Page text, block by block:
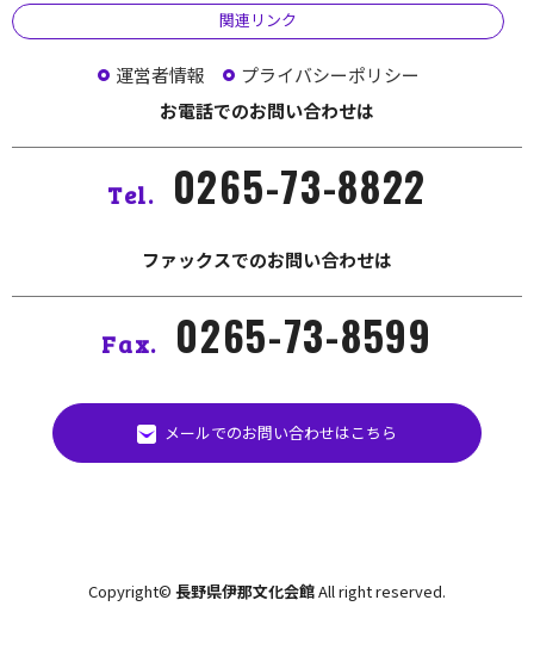
関連リンク
運営者情報
プライバシーポリシー
お電話でのお問い合わせは
Tel. 0265-73-8822
ファックスでのお問い合わせは
Fax. 0265-73-8599
メールでのお問い合わせはこちら
Copyright© 長野県伊那文化会館All right reserved.